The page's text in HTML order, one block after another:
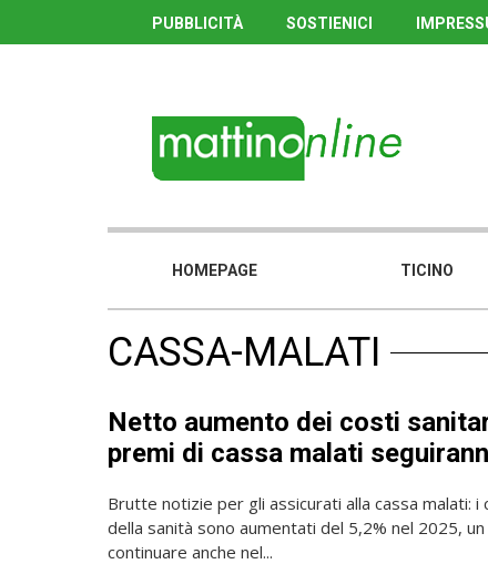
PUBBLICITÀ SOSTIENICI
HOMEPAGE TICINO
CASSA-MALATI
Netto aumento dei costi
premi di cassa malati
Brutte notizie per gli assicurati alla cassa malati: i
della sanità sono aumentati del 5,2% nel 2025,
continuare anche nel...